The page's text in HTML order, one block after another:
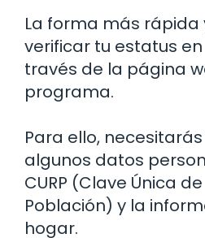
La forma más rápida
verificar tu estatus
través de la página
programa.
Para ello,
algunos datos
CURP (Clave Única
Población) y la
hogar.